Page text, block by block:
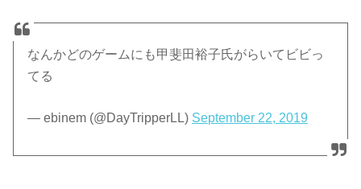
なんかどのゲームにも甲斐田裕子氏がらいてビビっ
てる
— ebinem (@DayTripperLL) September 22, 2019